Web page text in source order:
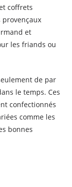
coffrets
et
les friands ou
de par
le temps. Ces
confectionnés
comme les
bonnes